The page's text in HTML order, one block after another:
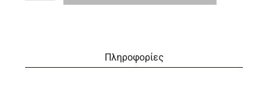
Πληροφορίες